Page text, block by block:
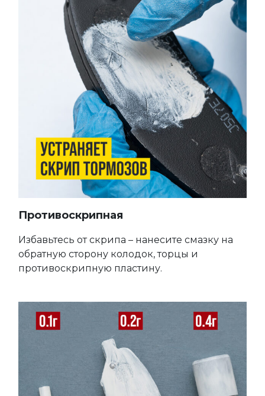
Противоскрипная
Избавьтесь от скрипа – нанесите смазку на
обратную сторону колодок, торцы и
противоскрипную пластину.